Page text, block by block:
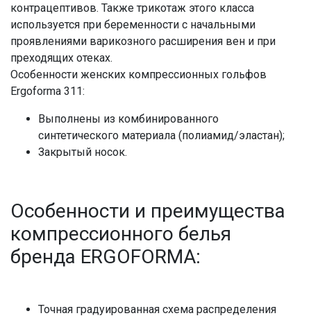
контрацептивов. Также трикотаж этого класса
используется при беременности с начальными
проявлениями варикозного расширения вен и при
преходящих отеках.
Особенности женских компрессионных гольфов
Ergoforma 311:
Выполнены из комбинированного
синтетического материала (полиамид/эластан);
Закрытый носок.
Особенности и преимущества
компрессионного белья
бренда ERGOFORMA:
Точная градуированная схема распределения